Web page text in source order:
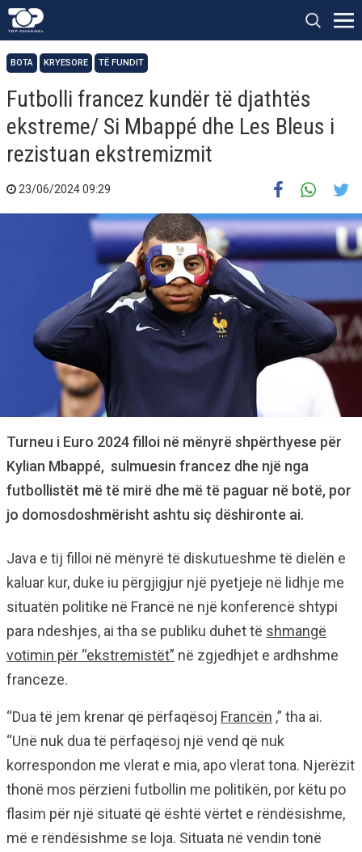
BOTA KRYESORE TË FUNDIT
Futbolli francez kundër të djathtës
ekstreme/ Si Mbappé dhe Les Bleus i
rezistuan ekstremizmit
23/06/2024 09:29
Turneu i Euro 2024 filloi në mënyrë shpërthyese për
Kylian Mbappé, sulmuesin francez dhe një nga
futbollistët më të mirë dhe më të paguar në botë, por
jo domosdoshmërisht ashtu siç dëshironte ai.
Java e tij filloi në mënyrë të diskutueshme të dielën e
kaluar kur, duke iu përgjigjur një pyetjeje në lidhje me
situatën politike në Francë në një konferencë shtypi
para ndeshjes, ai tha se publiku duhet të shmangë
votimin për “ekstremistët” në zgjedhjet e ardhshme
franceze.
“Dua të jem krenar që përfaqësoj Francën ,” tha ai.
“Unë nuk dua të përfaqësoj një vend që nuk
korrespondon me vlerat e mia, apo vlerat tona. Njerëzit
thonë mos përzieni futbollin me politikën, por këtu po
flasim për një situatë që është vërtet e rëndësishme,
më e rëndësishme se loja. Situata në vendin tonë